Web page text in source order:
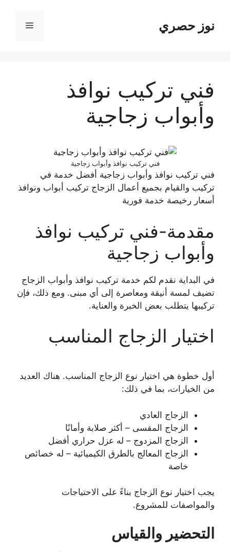
المحتوىنوز حصري القائمة
فني تركيب نوافذ
وأبواب زجاجية
فني تركيب نوافذ وأبواب زجاجية
فني تركيب نوافذ وأبواب زجاجية أفضل خدمة في
تركيب والقيام بجميع أعمال الزجاج تركيب أبواب ونوافذ
أسعار رخيصة خدمة فورية
مقدمة-فني تركيب نوافذ
وأبواب زجاجية
في البداية نقدم لكم خدمة تركيب نوافذ وأبواب الزجاج
تضيف لمسة أنيقة ومعاصرة إلى أي مبنى. ومع ذلك، فإن
تركيبها يتطلب بعض الخبرة والعناية.
اختيار الزجاج المناسب
أول خطوة هي اختيار نوع الزجاج المناسب. هناك العديد
من الخيارات، بما في ذلك:
الزجاج العادي
الزجاج المقسى – أكثر صلابة وأمانًا
الزجاج المزدوج – له عزل حراري أفضل
الزجاج المعالج بالطرق الكيميائية – له خصائص
خاصة
يجب اختيار نوع الزجاج بناءً على الاحتياجات
والمواصفات للمشروع.
التحضير والقياس